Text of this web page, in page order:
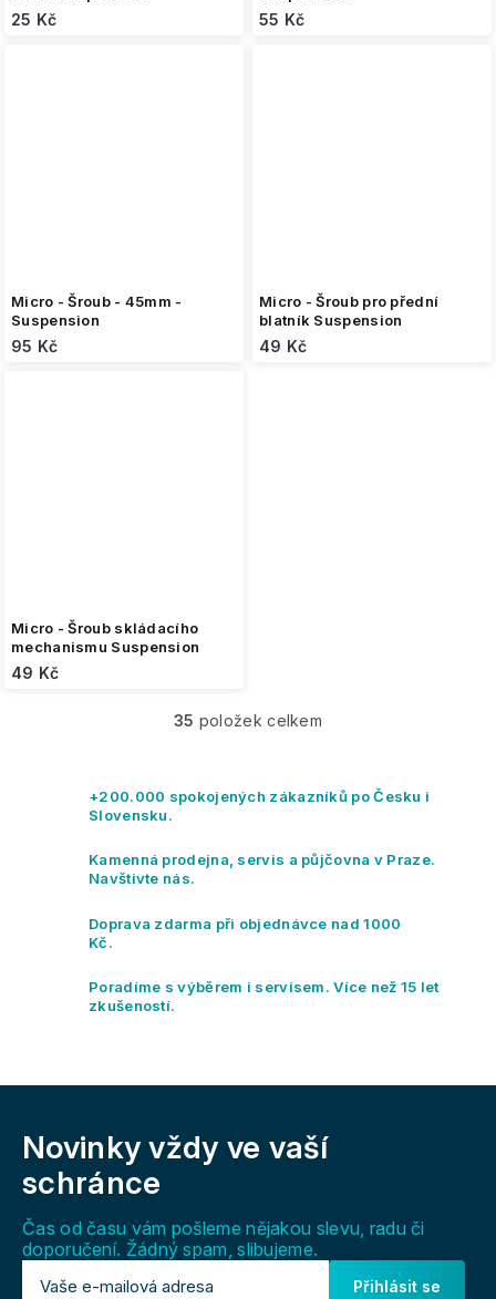
25 Kč 55 Kč
Micro - Šroub - 45mm -
Suspension
95 Kč
Micro - Šroub pro přední
blatník Suspension
49 Kč
Micro - Šroub skládacího
mechanismu Suspension
49 Kč
O
á
c
r
v
y
s
35 položek celkem
+200.000 spokojených zákazníků po Česku i
Slovensku.
Kamenná prodejna, servis a půjčovna v Praze.
Navštivte nás.
Doprava zdarma při objednávce nad 1000
Kč.
Poradíme s výběrem i servisem. Více než 15 let
zkušeností.
Novinky vždy ve vaší
schránce
Čas od času vám pošleme nějakou slevu, radu či
doporučení. Žádný spam, slibujeme.
Přihlásit se